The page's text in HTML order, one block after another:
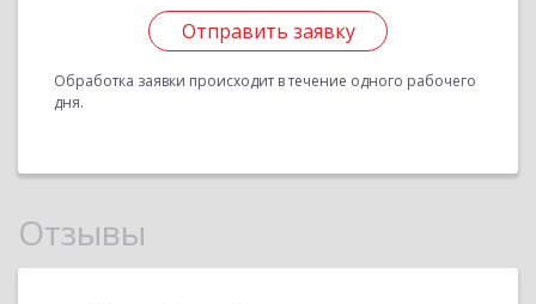
Отправить заявку
Обработка заявки происходит в течение одного рабочего
дня.
Отзывы